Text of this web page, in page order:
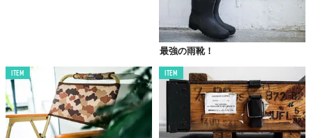
洋服が少々汚れても、このシートカバーがあれば気になりませ
最強の雨靴！
ITEM ITEM